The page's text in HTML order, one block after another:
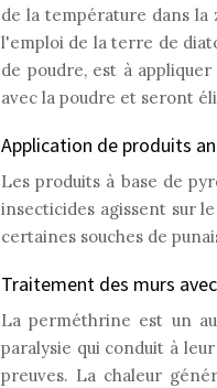
de la température dans la
l'emploi de la terre de
de poudre, est à
avec la poudre et seront
Application de produits
Les produits à base de
insecticides agissent sur
certaines souches de
Traitement des murs
La perméthrine est un
paralysie qui conduit à
preuves. La chaleur